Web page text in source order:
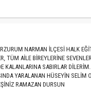
NARMAN İLÇESİ HALK
TÜM AİLE BİREYLERİNE
KALANLARINA SABIRLAR
YARALANAN HÜSEYİN SELİM
RAMAZAN DURSUN